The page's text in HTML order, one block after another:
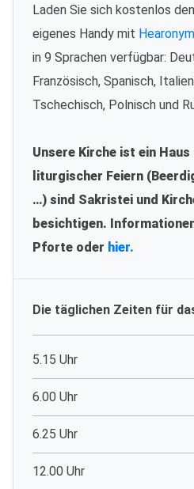
Laden Sie sich kostenlos
eigenes Handy mit
in 9 Sprachen verfügbar:
Französisch, Spanisch,
Tschechisch, Polnisch und
Unsere Kirche ist ein
liturgischer Feiern
…) sind Sakristei und
besichtigen.
Pforte oder hier.
Die täglichen Zeiten für
5.15 Uhr
6.00 Uhr
6.25 Uhr
12.00 Uhr